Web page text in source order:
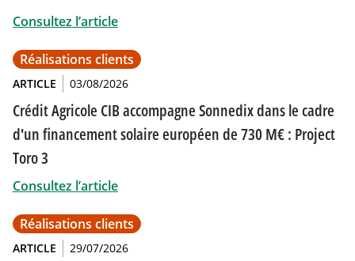
Consultez l’article
Réalisations clients
ARTICLE 03/08/2026
Crédit Agricole CIB accompagne Sonnedix dans le cadre
d'un financement solaire européen de 730 M€ : Project
Toro 3
Consultez l’article
Réalisations clients
ARTICLE 29/07/2026